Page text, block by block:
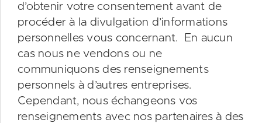
d’obtenir votre consentement avant de
procéder à la divulgation d’informations
personnelles vous concernant. En aucun
cas nous ne vendons ou ne
communiquons des renseignements
personnels à d’autres entreprises.
Cependant, nous échangeons vos
renseignements avec nos partenaires à des